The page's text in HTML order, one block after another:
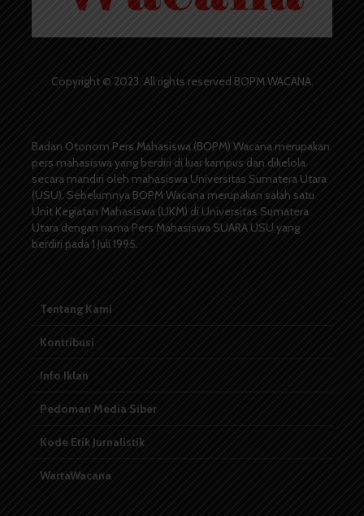
Copyright © 2023. All rights reserved BOPM WACANA.
Badan Otonom Pers Mahasiswa (BOPM) Wacana merupakan
pers mahasiswa yang berdiri di luar kampus dan dikelola
secara mandiri oleh mahasiswa Universitas Sumatera Utara
(USU). Sebelumnya BOPM Wacana merupakan salah satu
Unit Kegiatan Mahasiswa (UKM) di Universitas Sumatera
Utara dengan nama Pers Mahasiswa SUARA USU yang
berdiri pada 1 Juli 1995.
Tentang Kami
Kontribusi
Info Iklan
Pedoman Media Siber
Kode Etik Jurnalistik
WartaWacana